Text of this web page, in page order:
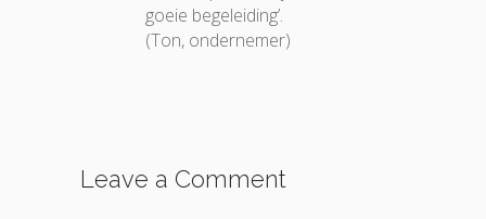
goeie begeleiding’.
(Ton, ondernemer)
Leave a Comment